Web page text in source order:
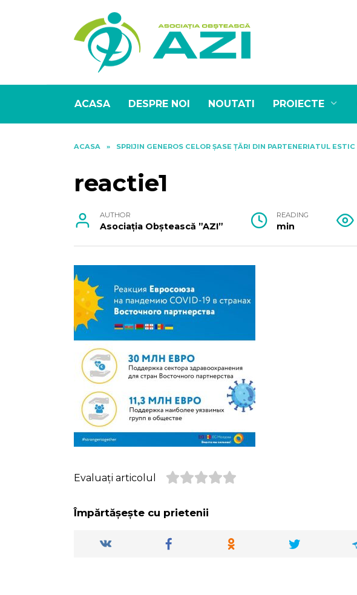
ACASA DESPRE NOI NOUTATI PROIECTE
ACASA » SPRIJIN GENEROS CELOR ŞASE ŢĂRI DIN PARTENERIATUL ESTIC
reactie1
AUTHOR
Asociația Obștească ”AZI”
READING
min
Evaluați articolul
Împărtășește cu prietenii